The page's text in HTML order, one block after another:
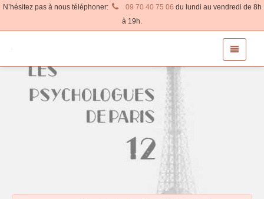
N’hésitez pas à nous téléphoner: 09 70 40 75 06 du lundi au vendredi de 8h
à 19h.